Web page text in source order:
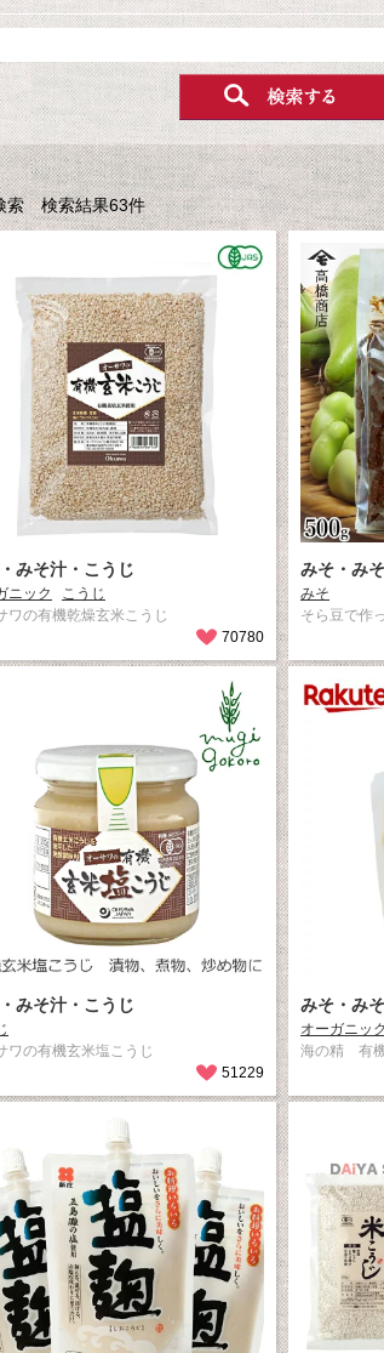
索 検索結果63件
みそ汁・こうじ
ニック
こうじ
ワの有機乾燥玄米こうじ
70780
みそ・み
みそ
そら豆で作
みそ汁・こうじ
ワの有機玄米塩こうじ
51229
みそ・み
オーガニック
海の精 有